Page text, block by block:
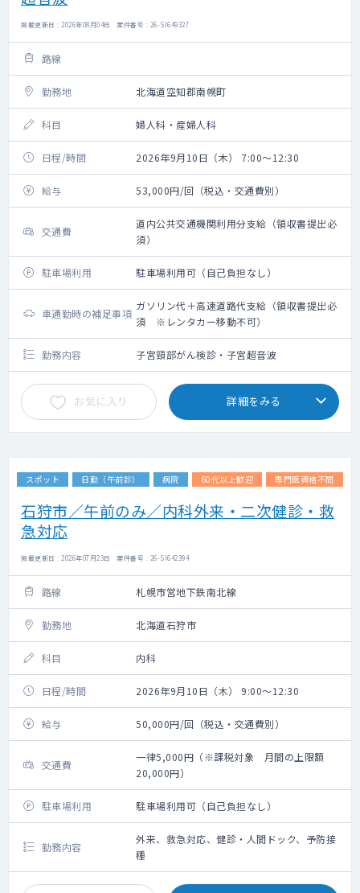
掲載更新日 : 2026年08月04日 案件番号 : 26-SI649327
路線
勤務地 北海道空知郡南幌町
科目 婦人科・産婦人科
日程/時間 2026年9月10日（木） 7:00～12:30
給与 53,000円/回（税込・交通費別）
交通費
道内公共交通機関利用分支給（領収書提出必
須）
駐車場利用 駐車場利用可（自己負担なし）
車通勤時の補足事項
ガソリン代＋高速道路代支給（領収書提出必
須 ※レンタカー移動不可）
勤務内容 子宮頸部がん検診・子宮超音波
お気に入り 詳細をみる
スポット 日勤（午前診） 病院 60代以上歓迎 専門医資格不問
石狩市／午前のみ／内科外来・二次健診・救
急対応
掲載更新日 : 2026年07月23日 案件番号 : 26-SI642394
路線 札幌市営地下鉄南北線
勤務地 北海道石狩市
科目 内科
日程/時間 2026年9月10日（木） 9:00～12:30
給与 50,000円/回（税込・交通費別）
交通費
一律5,000円（※課税対象 月間の上限額
20,000円）
駐車場利用 駐車場利用可（自己負担なし）
勤務内容
外来、救急対応、健診・人間ドック、予防接
種